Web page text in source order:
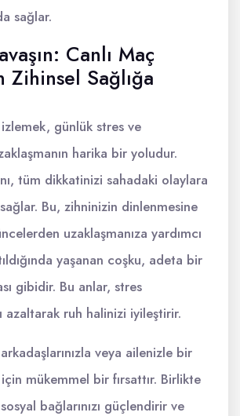
sağlar.
Canlı Maç
Zihinsel Sağlığa
günlük stres ve
harika bir yoludur.
tüm dikkatinizi sahadaki olaylara
sağlar. Bu, zihninizin dinlenmesine
uzaklaşmanıza yardımcı
yaşanan coşku, adeta bir
gibidir. Bu anlar, stres
azaltarak ruh halinizi iyileştirir.
veya ailenizle bir
mükemmel bir fırsattır. Birlikte
bağlarınızı güçlendirir ve